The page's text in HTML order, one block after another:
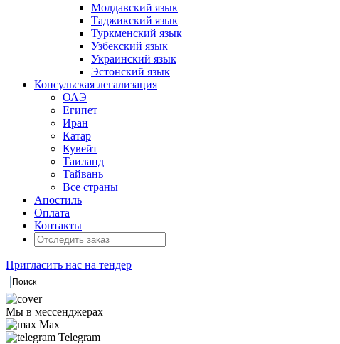
Молдавский язык
Таджикский язык
Туркменский язык
Узбекский язык
Украинский язык
Эстонский язык
Консульская легализация
ОАЭ
Египет
Иран
Катар
Кувейт
Таиланд
Тайвань
Все страны
Апостиль
Оплата
Контакты
Пригласить нас на тендер
Мы в мессенджерах
Max
Telegram